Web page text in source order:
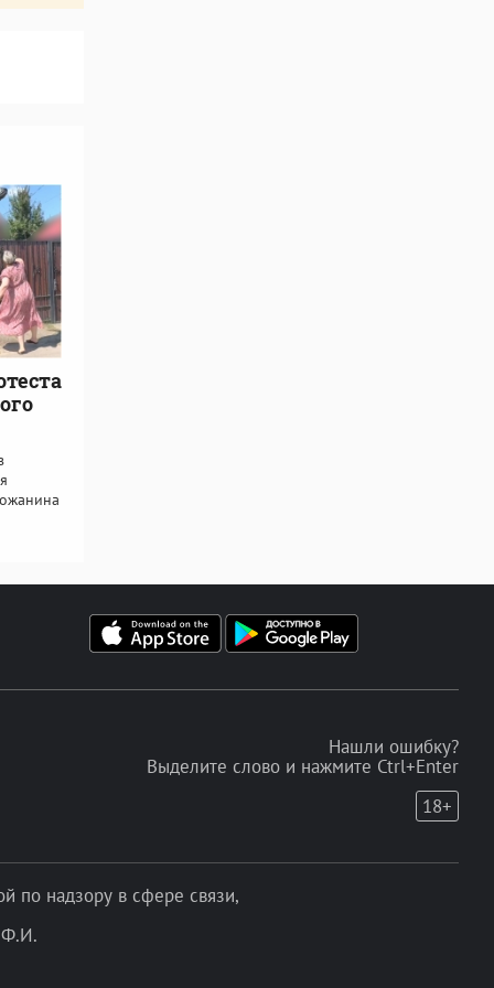
Нашли ошибку?
Выделите слово и нажмите Ctrl+Enter
18+
по надзору в сфере связи,
Ф.И.